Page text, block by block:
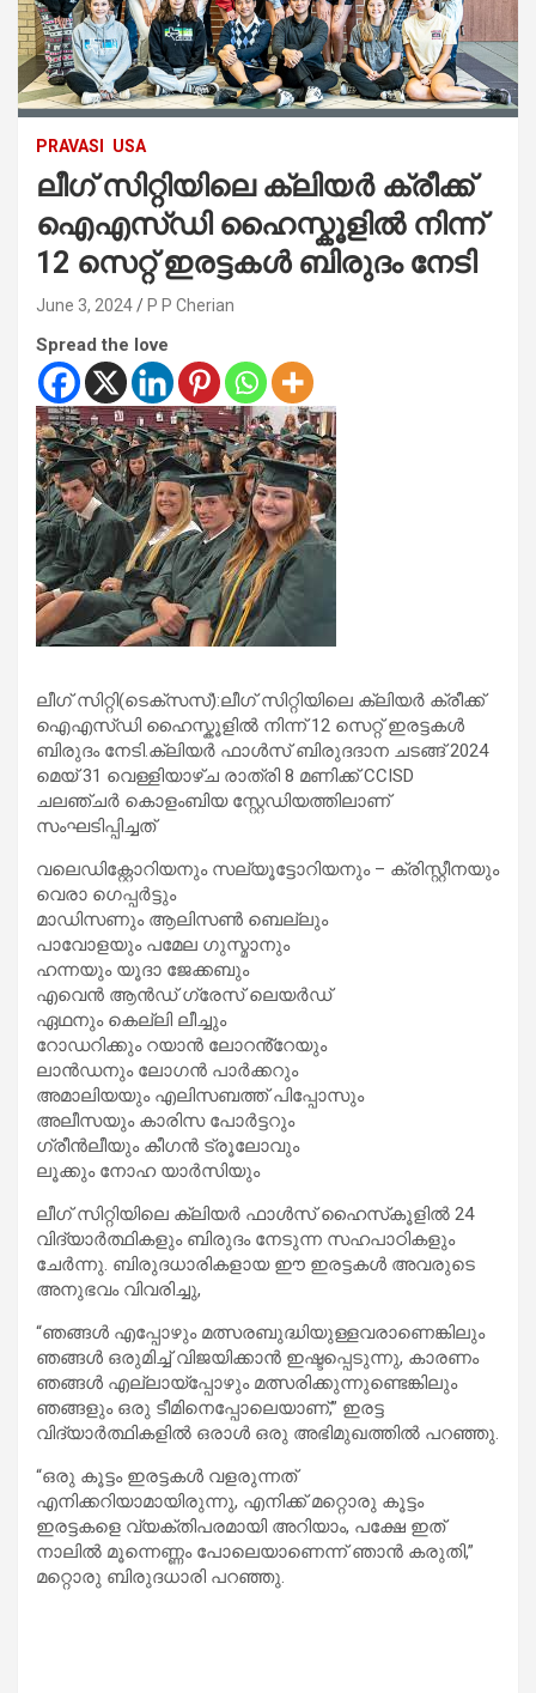
PRAVASI USA
ലീഗ് സിറ്റിയിലെ ക്ലിയർ ക്രീക്ക്
ഐഎസ്ഡി ഹൈസ്കൂളിൽ നിന്ന്
12 സെറ്റ് ഇരട്ടകൾ ബിരുദം നേടി
June 3, 2024 P P Cherian
Spread the love
ലീഗ് സിറ്റി(ടെക്സസ്):ലീഗ് സിറ്റിയിലെ ക്ലിയർ ക്രീക്ക്
ഐഎസ്ഡി ഹൈസ്കൂളിൽ നിന്ന് 12 സെറ്റ് ഇരട്ടകൾ
ബിരുദം നേടി.ക്ലിയർ ഫാൾസ് ബിരുദദാന ചടങ്ങ് 2024
മെയ് 31 വെള്ളിയാഴ്ച രാത്രി 8 മണിക്ക് CCISD
ചലഞ്ചർ കൊളംബിയ സ്റ്റേഡിയത്തിലാണ്
സംഘടിപ്പിച്ചത്
വലെഡിക്റ്റോറിയനും സല്യൂട്ടോറിയനും – ക്രിസ്റ്റീനയും
വെരാ ഗെപ്പർട്ടും
മാഡിസണും ആലിസൺ ബെല്ലും
പാവോളയും പമേല ഗുസ്മാനും
ഹന്നയും യൂദാ ജേക്കബും
എവെൻ ആൻഡ് ഗ്രേസ് ലെയർഡ്
ഏഥനും കെല്ലി ലീച്ചും
റോഡറിക്കും റയാൻ ലോറൻ്റേയും
ലാൻഡനും ലോഗൻ പാർക്കറും
അമാലിയയും എലിസബത്ത് പിപ്പോസും
അലീസയും കാരിസ പോർട്ടറും
ഗ്രീൻലീയും കീഗൻ ട്രൂലോവും
ലൂക്കും നോഹ യാർസിയും
ലീഗ് സിറ്റിയിലെ ക്ലിയർ ഫാൾസ് ഹൈസ്‌കൂളിൽ 24
വിദ്യാർത്ഥികളും ബിരുദം നേടുന്ന സഹപാഠികളും
ചേർന്നു. ബിരുദധാരികളായ ഈ ഇരട്ടകൾ അവരുടെ
അനുഭവം വിവരിച്ചു,
“ഞങ്ങൾ എപ്പോഴും മത്സരബുദ്ധിയുള്ളവരാണെങ്കിലും
ഞങ്ങൾ ഒരുമിച്ച് വിജയിക്കാൻ ഇഷ്ടപ്പെടുന്നു, കാരണം
ഞങ്ങൾ എല്ലായ്പ്പോഴും മത്സരിക്കുന്നുണ്ടെങ്കിലും
ഞങ്ങളും ഒരു ടീമിനെപ്പോലെയാണ്,” ഇരട്ട
വിദ്യാർത്ഥികളിൽ ഒരാൾ ഒരു അഭിമുഖത്തിൽ പറഞ്ഞു.
“ഒരു കൂട്ടം ഇരട്ടകൾ വളരുന്നത്
എനിക്കറിയാമായിരുന്നു, എനിക്ക് മറ്റൊരു കൂട്ടം
ഇരട്ടകളെ വ്യക്തിപരമായി അറിയാം, പക്ഷേ ഇത്
നാലിൽ മൂന്നെണ്ണം പോലെയാണെന്ന് ഞാൻ കരുതി,”
മറ്റൊരു ബിരുദധാരി പറഞ്ഞു.